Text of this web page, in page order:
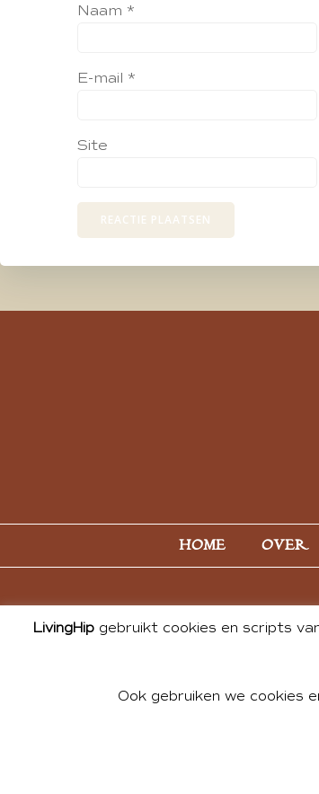
Naam *
E-mail *
Site
HOME OVER
© 2026 ALL
LivingHip gebruikt cookies en scripts
Ook gebruiken we cookies